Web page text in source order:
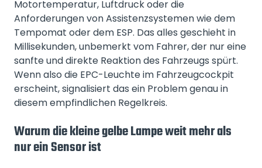
Motortemperatur, Luftdruck oder die
Anforderungen von Assistenzsystemen wie dem
Tempomat oder dem ESP. Das alles geschieht in
Millisekunden, unbemerkt vom Fahrer, der nur eine
sanfte und direkte Reaktion des Fahrzeugs spürt.
Wenn also die EPC-Leuchte im Fahrzeugcockpit
erscheint, signalisiert das ein Problem genau in
diesem empfindlichen Regelkreis.
Warum die kleine gelbe Lampe weit mehr als
nur ein Sensor ist